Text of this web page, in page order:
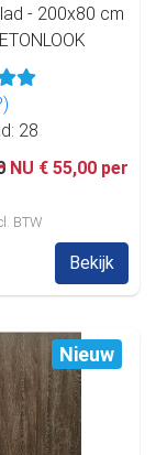
- 200x80 cm
28
NU € 55,00 per
BTW
Bekijk
Nieuw